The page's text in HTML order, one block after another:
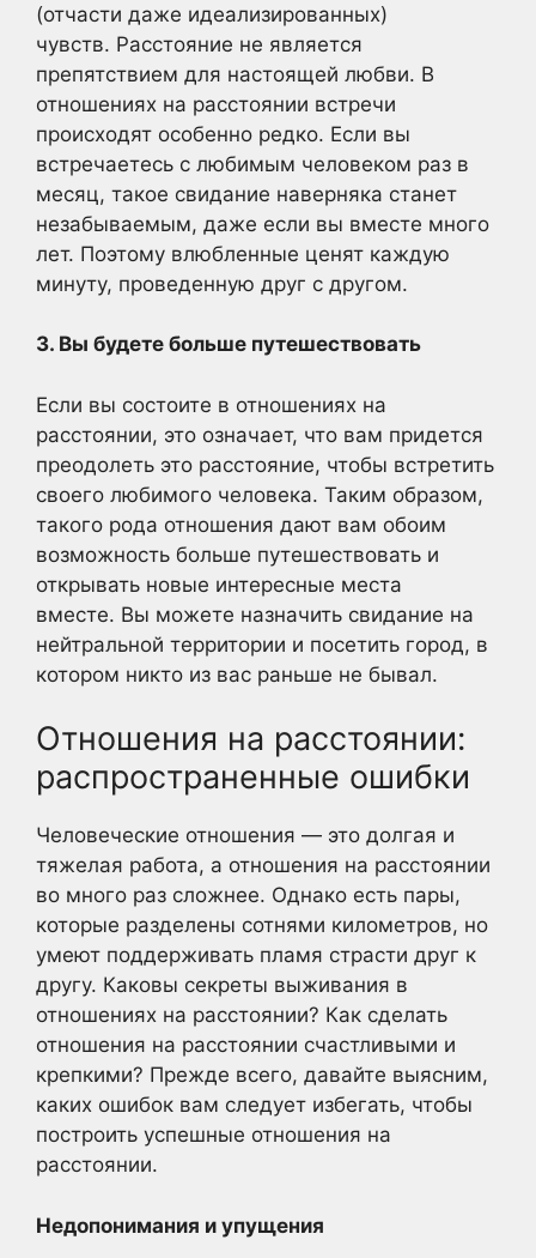
(отчасти даже идеализированных)
чувств. Расстояние не является
препятствием для настоящей любви. В
отношениях на расстоянии встречи
происходят особенно редко. Если вы
встречаетесь с любимым человеком раз в
месяц, такое свидание наверняка станет
незабываемым, даже если вы вместе много
лет. Поэтому влюбленные ценят каждую
минуту, проведенную друг с другом.
3. Вы будете больше путешествовать
Если вы состоите в отношениях на
расстоянии, это означает, что вам придется
преодолеть это расстояние, чтобы встретить
своего любимого человека. Таким образом,
такого рода отношения дают вам обоим
возможность больше путешествовать и
открывать новые интересные места
вместе. Вы можете назначить свидание на
нейтральной территории и посетить город, в
котором никто из вас раньше не бывал.
Отношения на расстоянии:
распространенные ошибки
Человеческие отношения — это долгая и
тяжелая работа, а отношения на расстоянии
во много раз сложнее. Однако есть пары,
которые разделены сотнями километров, но
умеют поддерживать пламя страсти друг к
другу. Каковы секреты выживания в
отношениях на расстоянии? Как сделать
отношения на расстоянии счастливыми и
крепкими? Прежде всего, давайте выясним,
каких ошибок вам следует избегать, чтобы
построить успешные отношения на
расстоянии.
Недопонимания и упущения